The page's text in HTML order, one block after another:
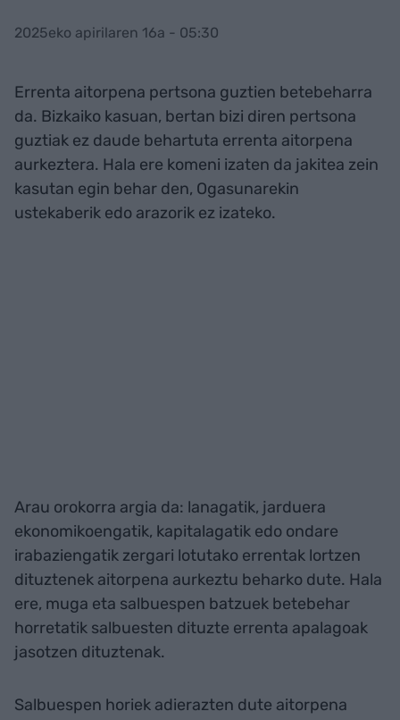
2025eko apirilaren 16a - 05:30
Errenta aitorpena pertsona guztien betebeharra
da. Bizkaiko kasuan, bertan bizi diren pertsona
guztiak ez daude behartuta errenta aitorpena
aurkeztera. Hala ere komeni izaten da jakitea zein
kasutan egin behar den, Ogasunarekin
ustekaberik edo arazorik ez izateko.
Arau orokorra argia da: lanagatik, jarduera
ekonomikoengatik, kapitalagatik edo ondare
irabaziengatik zergari lotutako errentak lortzen
dituztenek aitorpena aurkeztu beharko dute. Hala
ere, muga eta salbuespen batzuek betebehar
horretatik salbuesten dituzte errenta apalagoak
jasotzen dituztenak.
Salbuespen horiek adierazten dute aitorpena